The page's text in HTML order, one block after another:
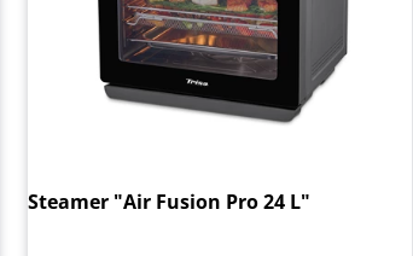
Steamer "Air Fusion Pro 24 L"